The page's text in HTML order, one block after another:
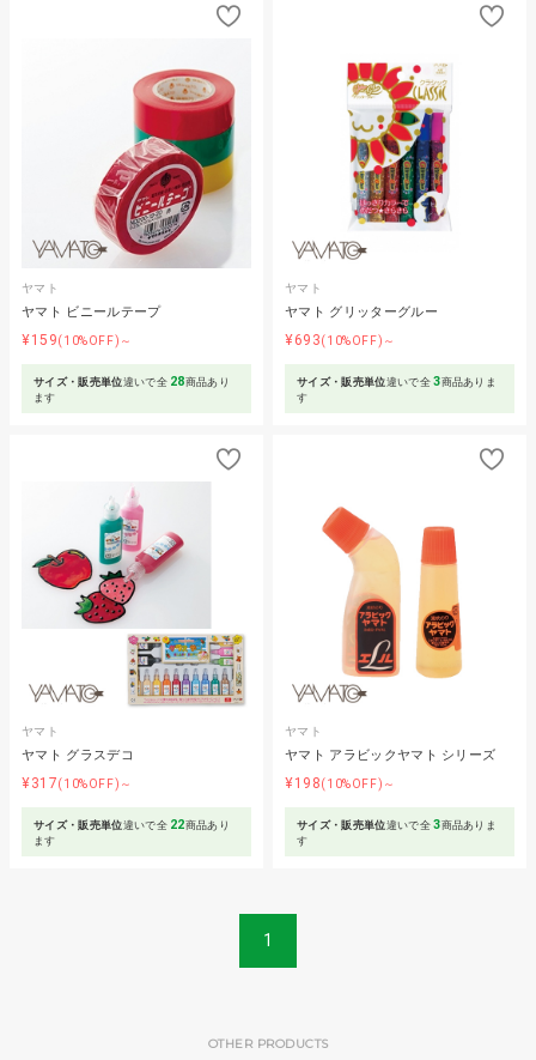
ヤマト
ヤマト ビニールテープ
¥159(10%OFF)～
サイズ・販売単位違いで全 28商品あり
ます
ヤマト
ヤマト グリッターグルー
¥693(10%OFF)～
サイズ・販売単位違いで全3商品ありま
す
ヤマト
ヤマト グラスデコ
¥317(10%OFF)～
サイズ・販売単位違いで全 22商品あり
ます
ヤマト
ヤマト アラビックヤマト シリーズ
¥198(10%OFF)～
サイズ・販売単位違いで全3商品ありま
す
1
OTHER PRODUCTS